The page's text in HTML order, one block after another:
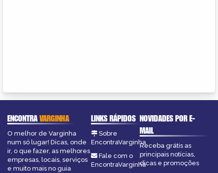
ENCONTRAVARGINHA
O melhor de Varginha
num só lugar! Dicas, onde
ir, o que fazer, as melhores
empresas, locais, serviços
e muito mais no guia
LINKS RÁPIDOS
Sobre
EncontraVarginha
Fale com o
EncontraVarginha
NOVIDADES POR E-
MAIL
Receba grátis as
principais notícias,
dicas e promoções